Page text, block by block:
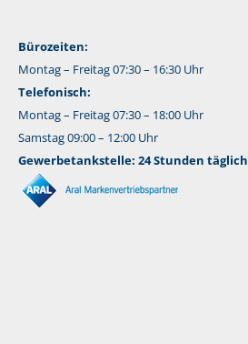
Bürozeiten:
Montag – Freitag 07:30 – 16:30 Uhr
Telefonisch:
Montag – Freitag 07:30 – 18:00 Uhr
Samstag 09:00 – 12:00 Uhr
Gewerbetankstelle: 24 Stunden täglich